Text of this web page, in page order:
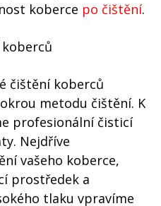
koberce po čištění.
čištění koberců
metodu čištění. K
profesionální čisticí
Nejdříve
vašeho koberce,
prostředek a
tlaku vpravíme